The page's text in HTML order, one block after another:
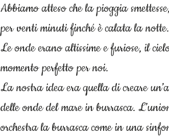
Abbiamo atteso che la pioggia
per venti minuti finché è calata la notte.
Le onde erano altissime e furiose, il
momento perfetto per noi.
La nostra idea era quella di creare
delle onde del mare in burrasca.
orchestra la burrasca come in una